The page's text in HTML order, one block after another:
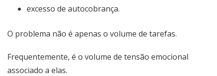
excesso de autocobrança.
O problema não é apenas o volume de tarefas.
Frequentemente, é o volume de tensão emocional
associado a elas.